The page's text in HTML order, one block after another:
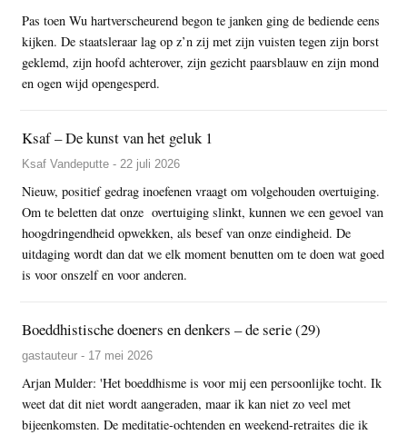
Pas toen Wu hartverscheurend begon te janken ging de bediende eens
kijken. De staatsleraar lag op z’n zij met zijn vuisten tegen zijn borst
geklemd, zijn hoofd achterover, zijn gezicht paarsblauw en zijn mond
en ogen wijd opengesperd.
Ksaf – De kunst van het geluk 1
Ksaf Vandeputte - 22 juli 2026
Nieuw, positief gedrag inoefenen vraagt om volgehouden overtuiging.
Om te beletten dat onze overtuiging slinkt, kunnen we een gevoel van
hoogdringendheid opwekken, als besef van onze eindigheid. De
uitdaging wordt dan dat we elk moment benutten om te doen wat goed
is voor onszelf en voor anderen.
Boeddhistische doeners en denkers – de serie (29)
gastauteur - 17 mei 2026
Arjan Mulder: 'Het boeddhisme is voor mij een persoonlijke tocht. Ik
weet dat dit niet wordt aangeraden, maar ik kan niet zo veel met
bijeenkomsten. De meditatie-ochtenden en weekend-retraites die ik